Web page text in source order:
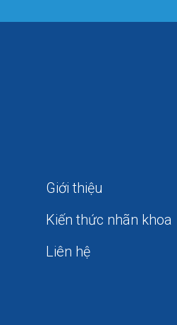
Giới thiệu
Kiến thức nhãn khoa
Liên hệ